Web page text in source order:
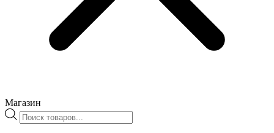
Магазин
Поиск
товаров